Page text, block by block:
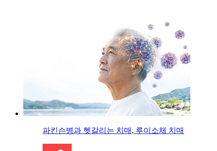
파킨슨병과 헷갈리는 치매, 루이소체 치매